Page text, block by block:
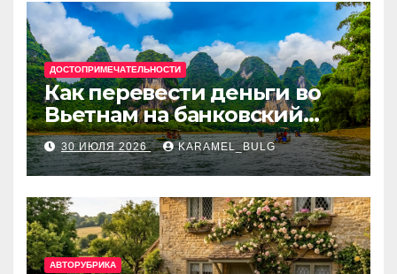
ДОСТОПРИМЕЧАТЕЛЬНОСТИ
Как перевести деньги во
Вьетнам на банковский
счёт: VietcomBank, BIDV,
Techcombank и другие
банки
30 ИЮЛЯ 2026 KARAMEL_BULG
АВТОРУБРИКА